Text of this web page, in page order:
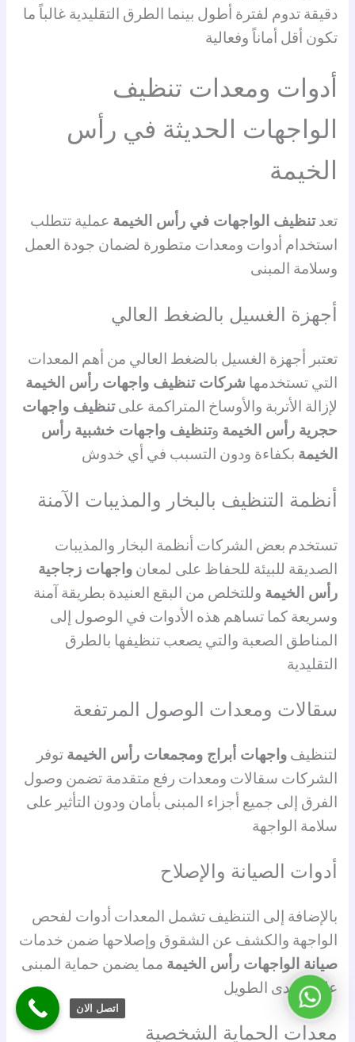
دقيقة تدوم لفترة أطول بينما الطرق التقليدية غالباً ما
تكون أقل أماناً وفعالية
أدوات ومعدات تنظيف
الواجهات الحديثة في رأس
الخيمة
تعدتنظيف الواجهات في رأس الخيمة عملية تتطلب
استخدام أدوات ومعدات متطورة لضمان جودة العمل
وسلامة المبنى
أجهزة الغسيل بالضغط العالي
تعتبر أجهزة الغسيل بالضغط العالي من أهم المعدات
التي تستخدمها شركات تنظيف واجهات رأس الخيمة
لإزالة الأتربة والأوساخ المتراكمة علىتنظيف واجهات
حجرية رأس الخيمة وتنظيف واجهات خشبية رأس
الخيمة بكفاءة ودون التسبب في أي خدوش
أنظمة التنظيف بالبخار والمذيبات الآمنة
تستخدم بعض الشركات أنظمة البخار والمذيبات
الصديقة للبيئة للحفاظ على لمعانواجهات زجاجية
رأس الخيمة وللتخلص من البقع العنيدة بطريقة آمنة
وسريعة كما تساهم هذه الأدوات في الوصول إلى
المناطق الصعبة والتي يصعب تنظيفها بالطرق
التقليدية
سقالات ومعدات الوصول المرتفعة
لتنظيفواجهات أبراج ومجمعات رأس الخيمة توفر
الشركات سقالات ومعدات رفع متقدمة تضمن وصول
الفرق إلى جميع أجزاء المبنى بأمان ودون التأثير على
سلامة الواجهة
أدوات الصيانة والإصلاح
بالإضافة إلى التنظيف تشمل المعدات أدوات لفحص
الواجهة والكشف عن الشقوق وإصلاحها ضمن خدمات
صيانة الواجهات رأس الخيمة مما يضمن حماية المبنى
على المدى الطويل
معدات الحماية الشخصية
اتصل الان
واتساب